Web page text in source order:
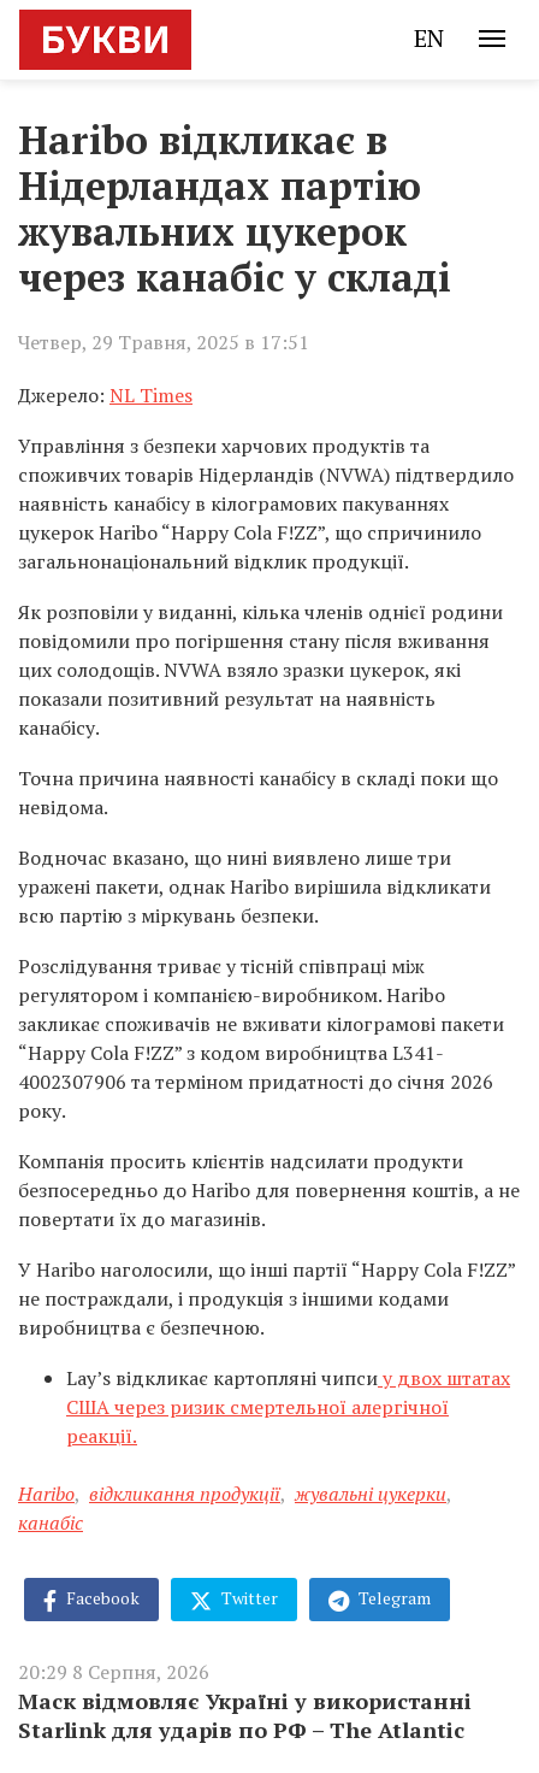
EN
Haribo відкликає в
Нідерландах партію
жувальних цукерок
через канабіс у складі
Четвер, 29 Травня, 2025 в 17:51
Джерело: NL Times
Управління з безпеки харчових продуктів та
споживчих товарів Нідерландів (NVWA) підтвердило
наявність канабісу в кілограмових пакуваннях
цукерок Haribo “Happy Cola F!ZZ”, що спричинило
загальнонаціональний відклик продукції.
Як розповіли у виданні, кілька членів однієї родини
повідомили про погіршення стану після вживання
цих солодощів. NVWA взяло зразки цукерок, які
показали позитивний результат на наявність
канабісу.
Точна причина наявності канабісу в складі поки що
невідома.
Водночас вказано, що нині виявлено лише три
уражені пакети, однак Haribo вирішила відкликати
всю партію з міркувань безпеки.
Розслідування триває у тісній співпраці між
регулятором і компанією-виробником. Haribo
закликає споживачів не вживати кілограмові пакети
“Happy Cola F!ZZ” з кодом виробництва L341-
4002307906 та терміном придатності до січня 2026
року.
Компанія просить клієнтів надсилати продукти
безпосередньо до Haribo для повернення коштів, а не
повертати їх до магазинів.
У Haribo наголосили, що інші партії “Happy Cola F!ZZ”
не постраждали, і продукція з іншими кодами
виробництва є безпечною.
Lay’s відкликає картопляні чипсиу двох штатах
США через ризик смертельної алергічної
реакції.
Haribo, відкликання продукції, жувальні цукерки,
канабіс
Facebook Twitter Telegram
20:29 8 Серпня, 2026
Маск відмовляє Україні у використанні
Starlink для ударів по РФ – The Atlantic